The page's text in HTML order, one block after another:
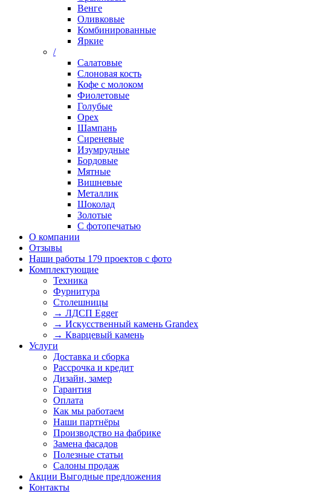
Венге
Оливковые
Комбинированные
Яркие
/
Салатовые
Слоновая кость
Кофе с молоком
Фиолетовые
Голубые
Орех
Шампань
Сиреневые
Изумрудные
Бордовые
Мятные
Вишневые
Металлик
Шоколад
Золотые
С фотопечатью
О компании
Отзывы
Наши работы 179 проектов с фото
Комплектующие
Техника
Фурнитура
Столешницы
→ ЛДСП Egger
→ Искусственный камень Grandex
→ Кварцевый камень
Услуги
Доставка и сборка
Рассрочка и кредит
Дизайн, замер
Гарантия
Оплата
Как мы работаем
Наши партнёры
Производство на фабрике
Замена фасадов
Полезные статьи
Салоны продаж
Акции Выгодные предложения
Контакты